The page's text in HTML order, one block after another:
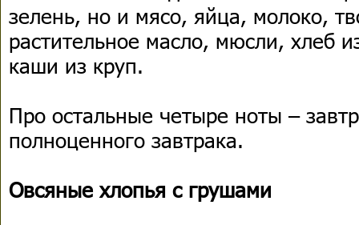
зелень, но и мясо, яйца, молоко,
растительное масло, мюсли, хлеб
каши из круп.
Про остальные четыре ноты –
полноценного завтрака.
Овсяные хлопья с грушами